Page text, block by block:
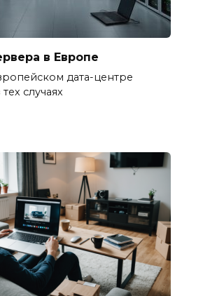
в Европе
дата-центре
случаях